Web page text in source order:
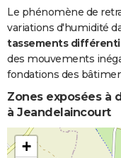
Le phénomène de
variations d'humidité
tassements
des mouvements
fondations des
Zones exposées à
à Jeandelaincourt
+